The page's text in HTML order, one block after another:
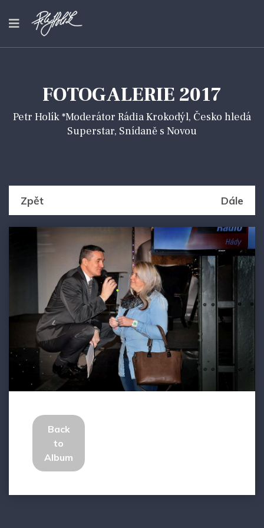
FOTOGALERIE 2017
Petr Holík *Moderátor Rádia Krokodýl, Česko hledá
Superstar, Snídaně s Novou
Zpět Dále
Back
to
Album